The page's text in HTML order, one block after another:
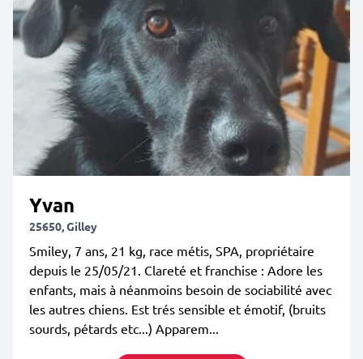
Yvan
25650, Gilley
Smiley, 7 ans, 21 kg, race métis, SPA, propriétaire
depuis le 25/05/21. Clareté et franchise : Adore les
enfants, mais à néanmoins besoin de sociabilité avec
les autres chiens. Est trés sensible et émotif, (bruits
sourds, pétards etc...) Apparem...